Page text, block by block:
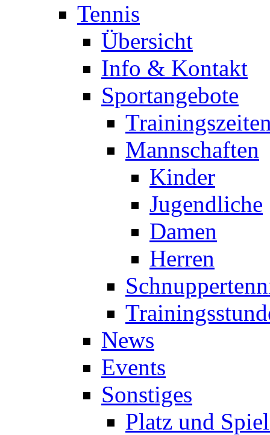
Tennis
Übersicht
Info & Kontakt
Sportangebote
Mannschaften
Kinder
Jugendliche
Damen
Herren
News
Events
Sonstiges
Platz und